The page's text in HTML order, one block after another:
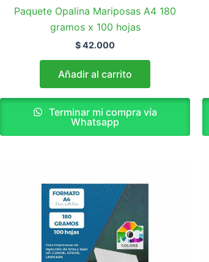
Paquete Opalina Mariposas A4 180
gramos x 100 hojas
$42.000
Añadir al carrito
Terminar mi compra vía
Whatsapp